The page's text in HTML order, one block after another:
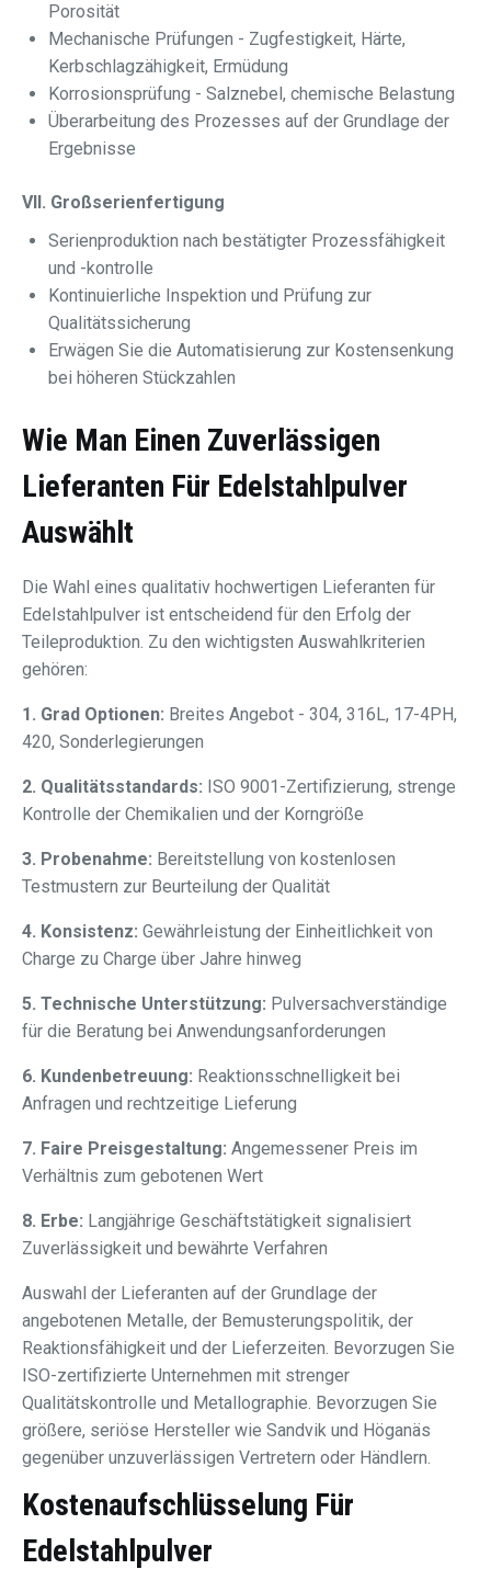
Porosität
Mechanische Prüfungen - Zugfestigkeit, Härte,
Kerbschlagzähigkeit, Ermüdung
Korrosionsprüfung - Salznebel, chemische Belastung
Überarbeitung des Prozesses auf der Grundlage der
Ergebnisse
VII. Großserienfertigung
Serienproduktion nach bestätigter Prozessfähigkeit
und -kontrolle
Kontinuierliche Inspektion und Prüfung zur
Qualitätssicherung
Erwägen Sie die Automatisierung zur Kostensenkung
bei höheren Stückzahlen
Wie Man Einen Zuverlässigen
Lieferanten Für Edelstahlpulver
Auswählt
Die Wahl eines qualitativ hochwertigen Lieferanten für
Edelstahlpulver ist entscheidend für den Erfolg der
Teileproduktion. Zu den wichtigsten Auswahlkriterien
gehören:
1. Grad Optionen: Breites Angebot - 304, 316L, 17-4PH,
420, Sonderlegierungen
2. Qualitätsstandards: ISO 9001-Zertifizierung, strenge
Kontrolle der Chemikalien und der Korngröße
3. Probenahme: Bereitstellung von kostenlosen
Testmustern zur Beurteilung der Qualität
4. Konsistenz: Gewährleistung der Einheitlichkeit von
Charge zu Charge über Jahre hinweg
5. Technische Unterstützung: Pulversachverständige
für die Beratung bei Anwendungsanforderungen
6. Kundenbetreuung: Reaktionsschnelligkeit bei
Anfragen und rechtzeitige Lieferung
7. Faire Preisgestaltung: Angemessener Preis im
Verhältnis zum gebotenen Wert
8. Erbe: Langjährige Geschäftstätigkeit signalisiert
Zuverlässigkeit und bewährte Verfahren
Auswahl der Lieferanten auf der Grundlage der
angebotenen Metalle, der Bemusterungspolitik, der
Reaktionsfähigkeit und der Lieferzeiten. Bevorzugen Sie
ISO-zertifizierte Unternehmen mit strenger
Qualitätskontrolle und Metallographie. Bevorzugen Sie
größere, seriöse Hersteller wie Sandvik und Höganäs
gegenüber unzuverlässigen Vertretern oder Händlern.
Kostenaufschlüsselung Für
Edelstahlpulver